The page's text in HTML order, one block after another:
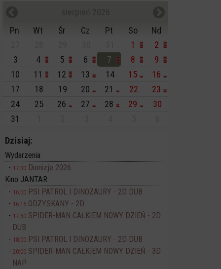
Pn
Wt Śr Cz Pt So
Nd
1
2
3
4 5 6 7 8
9
10
11 12 13 14 15
16
17
18 19 20 21 22
23
24
25 26 27 28 29
30
31
Dzisiaj:
Wydarzenia
17:30 Dionizje 2026
Kino JANTAR
16:00 PSI PATROL I DINOZAURY - 2D DUB
16:15 ODZYSKANY - 2D
17:50 SPIDER-MAN CAŁKIEM NOWY DZIEŃ - 2D
DUB
18:00 PSI PATROL I DINOZAURY - 2D DUB
20:00 SPIDER-MAN CAŁKIEM NOWY DZIEŃ - 3D
NAP